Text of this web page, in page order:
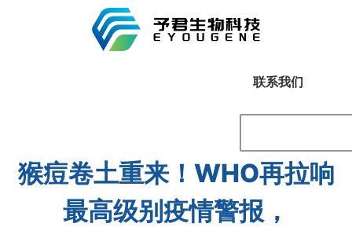
联系我们
猴痘卷土重来！WHO再拉响
最高级别疫情警报，